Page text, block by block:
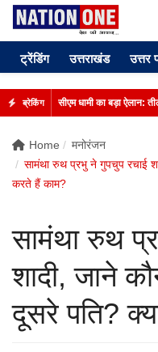
ब्रेकिंग
ट्रेंडिंग उत्तराखंड उत्तर
Home
मनोरंजन
सामंथा रुथ प्रभु ने गुपचुप रचाई
करते हैं काम?
सामंथा रुथ
शादी, जाने
दूसरे पति?